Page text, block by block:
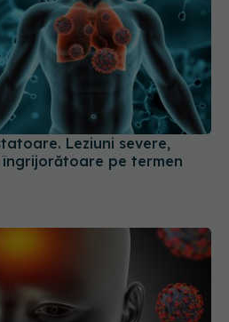
Leziuni severe,
îngrijorătoare pe termen